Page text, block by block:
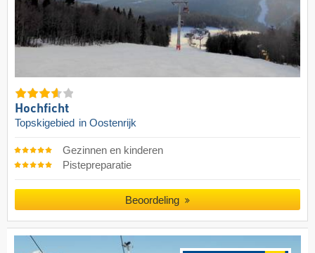
Hochficht
Topskigebied in Oostenrijk
Gezinnen en kinderen
Pistepreparatie
Beoordeling